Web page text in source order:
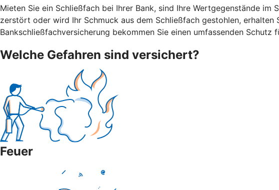
Mieten Sie ein Schließfach bei Ihrer Bank, sind Ihre Wertgegenstände
zerstört oder wird Ihr Schmuck aus dem Schließfach gestohlen,
Bankschließfachversicherung bekommen Sie einen umfassenden Schutz
Welche Gefahren sind versichert?
Feuer